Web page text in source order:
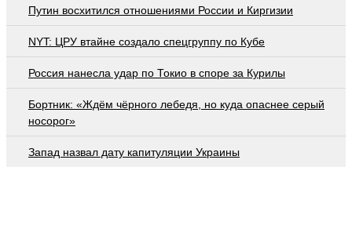
Путин восхитился отношениями России и Киргизии
NYT: ЦРУ втайне создало спецгруппу по Кубе
Россия нанесла удар по Токио в споре за Курилы
Бортник: «Ждём чёрного лебедя, но куда опаснее серый
носорог»
Запад назвал дату капитуляции Украины